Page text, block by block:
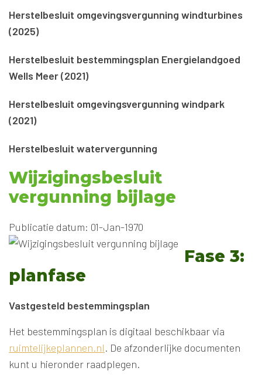
Herstelbesluit omgevingsvergunning windturbines
(2025)
Herstelbesluit bestemmingsplan Energielandgoed
Wells Meer (2021)
Herstelbesluit omgevingsvergunning windpark
(2021)
Herstelbesluit watervergunning
Wijzigingsbesluit
vergunning bijlage
Publicatie datum: 01-Jan-1970
Fase 3:
planfase
Vastgesteld bestemmingsplan
Het bestemmingsplan is digitaal beschikbaar via
ruimtelijkeplannen.nl. De afzonderlijke documenten
kunt u hieronder raadplegen.